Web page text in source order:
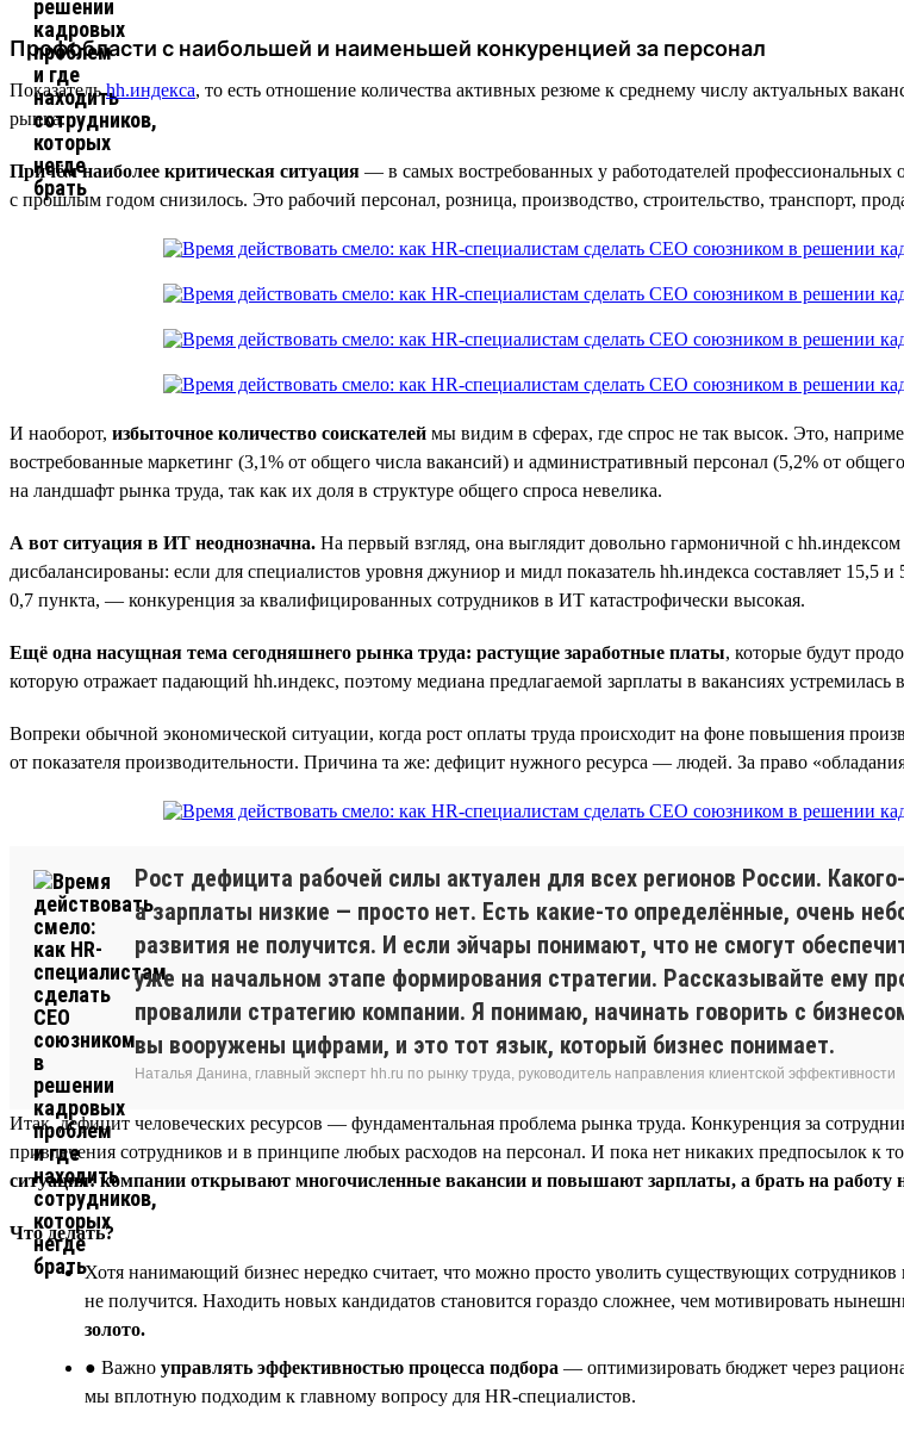
Профобласти с наибольшей и наименьшей конкуренцией за персонал
Показательhh.индекса, то есть отношение количества активных резюме к среднему числу актуальных
рынка.
Причём наиболее критическая ситуация — в самых востребованных у работодателей профессиональных
с прошлым годом снизилось. Это рабочий персонал, розница, производство, строительство, транспорт,
И наоборот, избыточное количество соискателей мы видим в сферах, где спрос не так высок. Это,
востребованные маркетинг (3,1% от общего числа вакансий) и административный персонал (5,2% от
на ландшафт рынка труда, так как их доля в структуре общего спроса невелика.
А вот ситуация в ИТ неоднозначна. На первый взгляд, она выглядит довольно гармоничной с
дисбалансированы: если для специалистов уровня джуниор и мидл показатель hh.индекса составляет 15,5
0,7 пункта, — конкуренция за квалифицированных сотрудников в ИТ катастрофически высокая.
Ещё одна насущная тема сегодняшнего рынка труда: растущие заработные платы, которые будут
которую отражает падающий hh.индекс, поэтому медиана предлагаемой зарплаты в вакансиях устремилась
Вопреки обычной экономической ситуации, когда рост оплаты труда происходит на фоне повышения
от показателя производительности. Причина та же: дефицит нужного ресурса — людей. За право
Рост дефицита рабочей силы актуален для всех регионов России.
а зарплаты низкие — просто нет. Есть какие-то определённые, очень
развития не получится. И если эйчары понимают, что не смогут
уже на начальном этапе формирования стратегии. Рассказывайте ему
провалили стратегию компании. Я понимаю, начинать говорить с
вы вооружены цифрами, и это тот язык, который бизнес понимает.
Наталья Данина, главный эксперт hh.ru по рынку труда, руководитель направления клиентской эффективности
Итак, дефицит человеческих ресурсов — фундаментальная проблема рынка труда. Конкуренция за
привлечения сотрудников и в принципе любых расходов на персонал. И пока нет никаких предпосылок к
ситуация: компании открывают многочисленные вакансии и повышают зарплаты, а брать на работу
Что делать?
Хотя нанимающий бизнес нередко считает, что можно просто уволить существующих
не получится. Находить новых кандидатов становится гораздо сложнее, чем мотивировать
золото.
● Важно управлять эффективностью процесса подбора — оптимизировать бюджет через
мы вплотную подходим к главному вопросу для HR-специалистов.